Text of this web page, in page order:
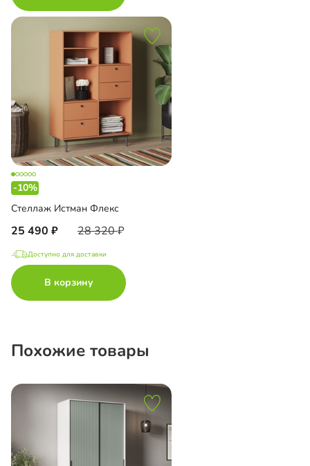
-10%
Стеллаж Истман Флекс
25 490 28 320
Доступно для доставки
В корзину
Похожие товары